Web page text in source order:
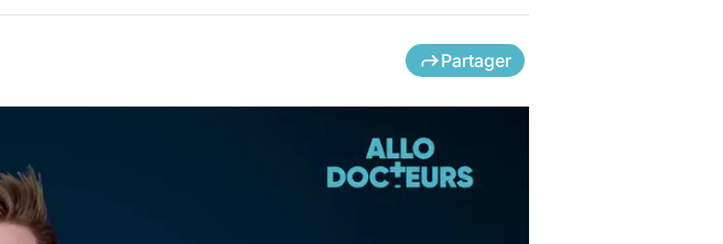
Partager